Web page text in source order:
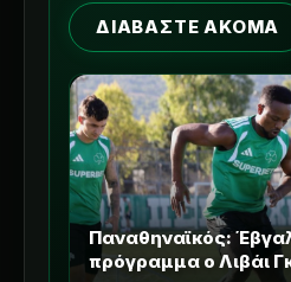
ΔΙΑΒΑΣΤΕ ΑΚΟΜΑ
Παναθηναϊκός:
πρόγραμμα ο Λιβάι